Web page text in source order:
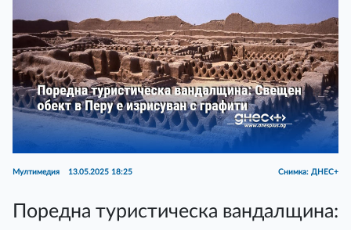
Мултимедия 13.05.2025 18:25 Снимка: ДНЕС+
Поредна туристическа вандалщина: